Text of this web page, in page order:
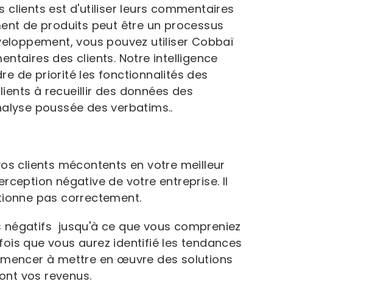
clients est d'utiliser leurs commentaires
de produits peut être un processus
vous pouvez utiliser Cobbaï
des clients. Notre intelligence
de priorité les fonctionnalités des
à recueillir des données des
poussée des verbatims..
clients mécontents en votre meilleur
négative de votre entreprise. Il
pas correctement.
jusqu'à ce que vous compreniez
que vous aurez identifié les tendances
à mettre en œuvre des solutions
vos revenus.